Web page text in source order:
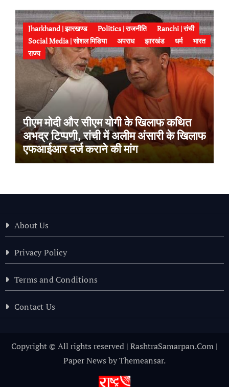
Jharkhand | झारखण्ड Politics | राजनीति
Ranchi | रांची
Social Media | सोशल मिडिया
अपराध झारखंड धर्म
भारत
राज्य
पीएम मोदी और सीएम योगी के खिलाफ कथित
अभद्र टिप्पणी, रांची में अलीम अंसारी के खिलाफ
एफआईआर दर्ज कराने की मांग
About Us
Privacy Policy
Terms and Conditions
Contact Us
Copyright © All rights reserved | RashtraSamarpan.Com |
Paper News byThemeansar.